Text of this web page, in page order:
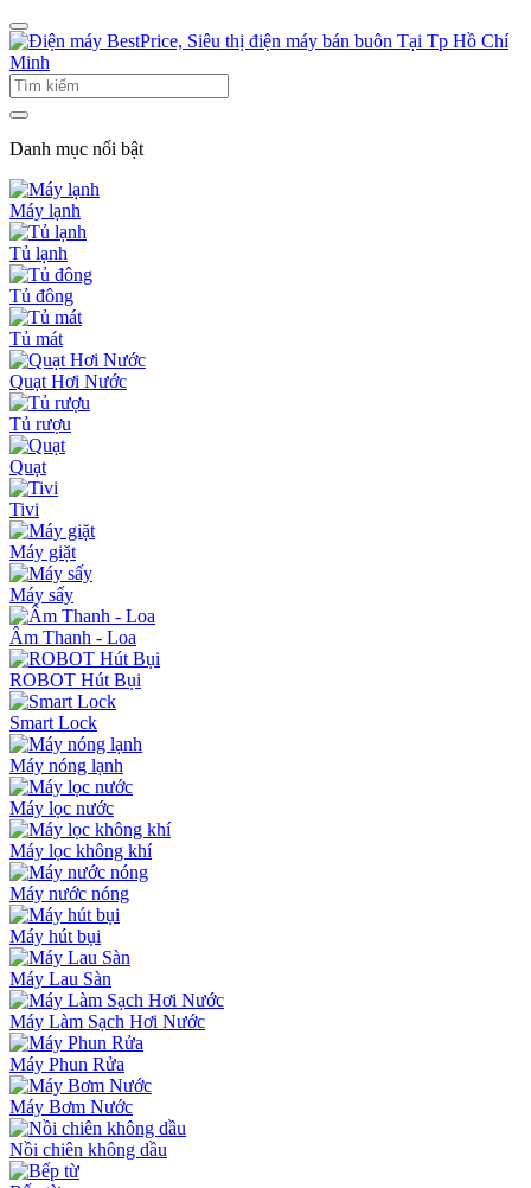
Danh mục nổi bật
Máy lạnh
Tủ lạnh
Tủ đông
Tủ mát
Quạt Hơi Nước
Tủ rượu
Quạt
Tivi
Máy giặt
Máy sấy
Âm Thanh - Loa
ROBOT Hút Bụi
Smart Lock
Máy nóng lạnh
Máy lọc nước
Máy lọc không khí
Máy nước nóng
Máy hút bụi
Máy Lau Sàn
Máy Làm Sạch Hơi Nước
Máy Phun Rửa
Máy Bơm Nước
Nồi chiên không dầu